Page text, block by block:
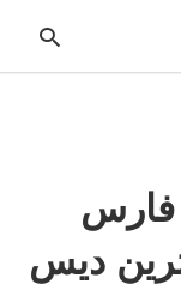
فارس
دیس